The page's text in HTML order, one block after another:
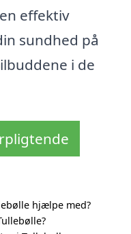
effektiv
sundhed på
i de
hjælpe med?